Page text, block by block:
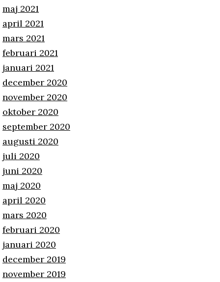
maj 2021
april 2021
mars 2021
februari 2021
januari 2021
december 2020
november 2020
oktober 2020
september 2020
augusti 2020
juli 2020
juni 2020
maj 2020
april 2020
mars 2020
februari 2020
januari 2020
december 2019
november 2019